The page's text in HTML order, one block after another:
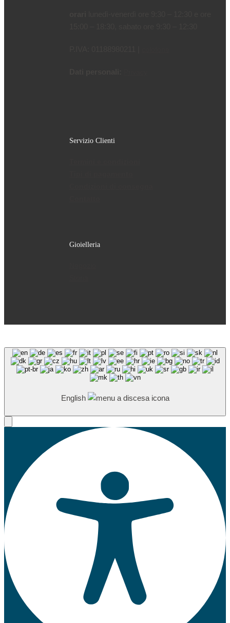
Servizio Clienti
Gioielleria
English